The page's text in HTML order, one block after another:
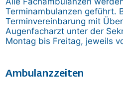
Terminambulanzen geführt.
Terminvereinbarung mit
Augenfacharzt unter der
Montag bis Freitag, jeweils
Ambulanzzeiten